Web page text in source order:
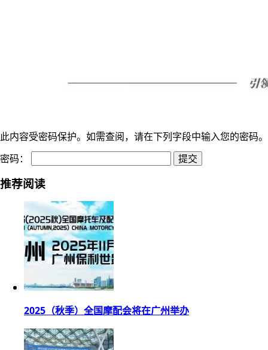
此内容受密码保护。如需查阅，请在下列字段中输入您的密码。
密码：
推荐阅读
2025（秋季）全国摩配会将在广州举办